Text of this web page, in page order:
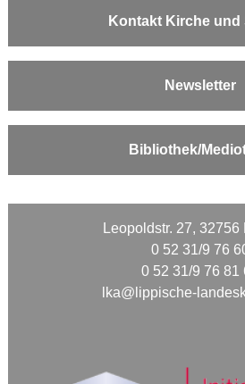
Kontakt Kirche und
Newsletter
Bibliothek/
Leopoldstr. 27, 32756
0 52 31/9 76
0 52 31/9 76 81
lka@lippische-